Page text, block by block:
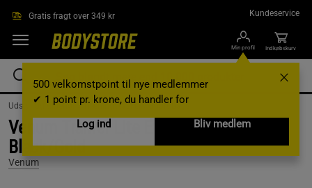
Gratis fragt over 349 kr Kundeservice
Min profil
500 velkomstpoint til nye medlemmer
✔ 1 point pr. krone, du handler for
Log ind
Bliv medlem
Indkøbskurv
Udstyr og tilbehør /Træningstasker /Sport bags
Venum Trainer Lite Evo Sports Bag,
Black/Gold
Venum